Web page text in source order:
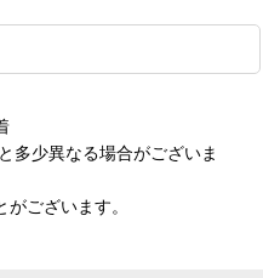
多少異なる場合がございま
ございます。